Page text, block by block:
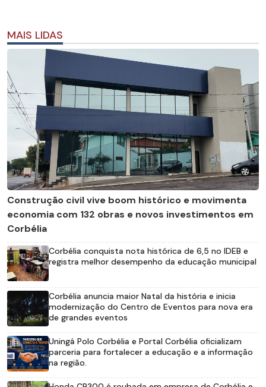
MAIS LIDAS
Construção civil vive boom histórico e movimenta
economia com 132 obras e novos investimentos em
Corbélia
Corbélia conquista nota histórica de 6,5 no IDEB e
registra melhor desempenho da educação municipal
Corbélia anuncia maior Natal da história e inicia
modernização do Centro de Eventos para nova era
de grandes eventos
Uningá Polo Corbélia e Portal Corbélia oficializam
parceria para fortalecer a educação e a informação
na região.